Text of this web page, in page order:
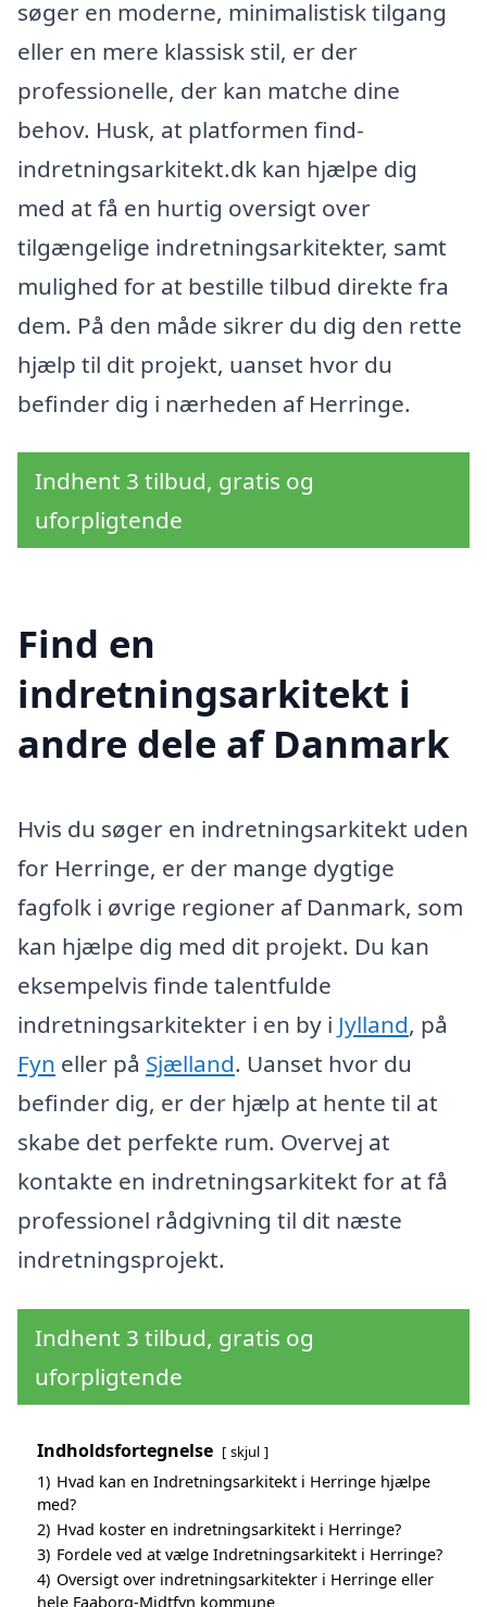
søger en moderne, minimalistisk tilgang
eller en mere klassisk stil, er der
professionelle, der kan matche dine
behov. Husk, at platformen find-
indretningsarkitekt.dk kan hjælpe dig
med at få en hurtig oversigt over
tilgængelige indretningsarkitekter, samt
mulighed for at bestille tilbud direkte fra
dem. På den måde sikrer du dig den rette
hjælp til dit projekt, uanset hvor du
befinder dig i nærheden af Herringe.
Indhent 3 tilbud, gratis og
uforpligtende
Find en
indretningsarkitekt i
andre dele af Danmark
Hvis du søger en indretningsarkitekt uden
for Herringe, er der mange dygtige
fagfolk i øvrige regioner af Danmark, som
kan hjælpe dig med dit projekt. Du kan
eksempelvis finde talentfulde
indretningsarkitekter i en by i Jylland, på
Fyn eller på Sjælland. Uanset hvor du
befinder dig, er der hjælp at hente til at
skabe det perfekte rum. Overvej at
kontakte en indretningsarkitekt for at få
professionel rådgivning til dit næste
indretningsprojekt.
Indhent 3 tilbud, gratis og
uforpligtende
Indholdsfortegnelse skjul
1) Hvad kan en Indretningsarkitekt i Herringe hjælpe
med?
2) Hvad koster en indretningsarkitekt i Herringe?
3) Fordele ved at vælge Indretningsarkitekt i Herringe?
4) Oversigt over indretningsarkitekter i Herringe eller
hele Faaborg-Midtfyn kommune